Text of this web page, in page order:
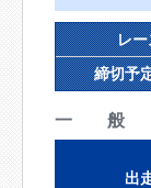
レー
締切予
一 般
出